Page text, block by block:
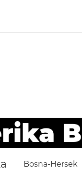
Bosna-Hersek